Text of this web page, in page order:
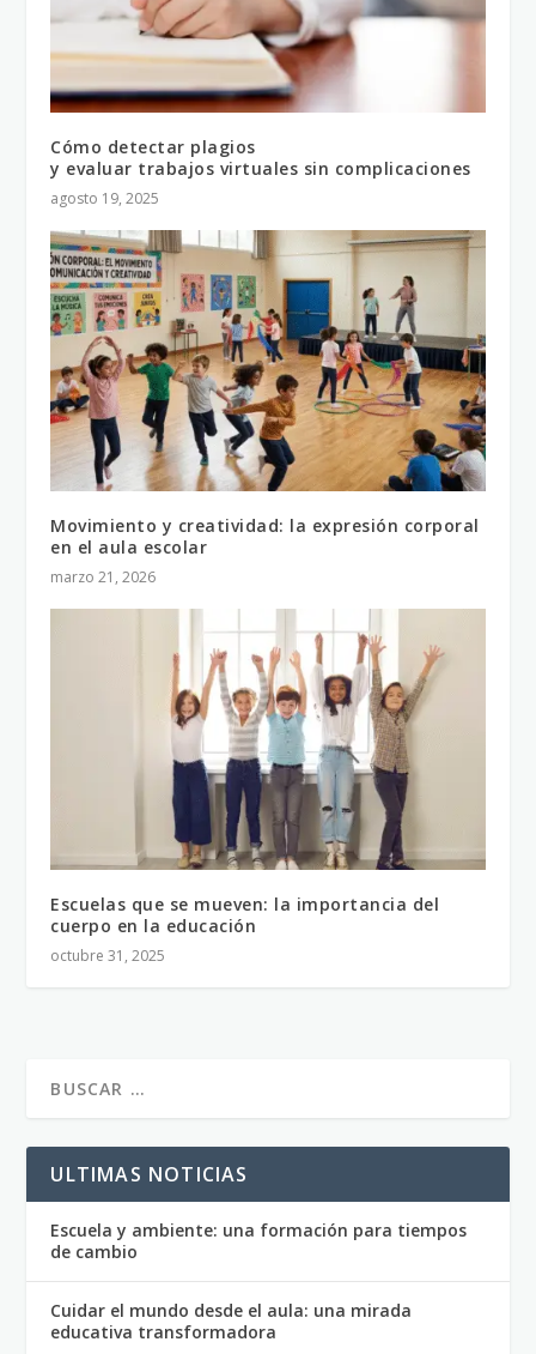
Cómo detectar plagios
y evaluar trabajos virtuales sin complicaciones
agosto 19, 2025
Movimiento y creatividad: la expresión corporal
en el aula escolar
marzo 21, 2026
Escuelas que se mueven: la importancia del
cuerpo en la educación
octubre 31, 2025
ULTIMAS NOTICIAS
Escuela y ambiente: una formación para tiempos
de cambio
Cuidar el mundo desde el aula: una mirada
educativa transformadora